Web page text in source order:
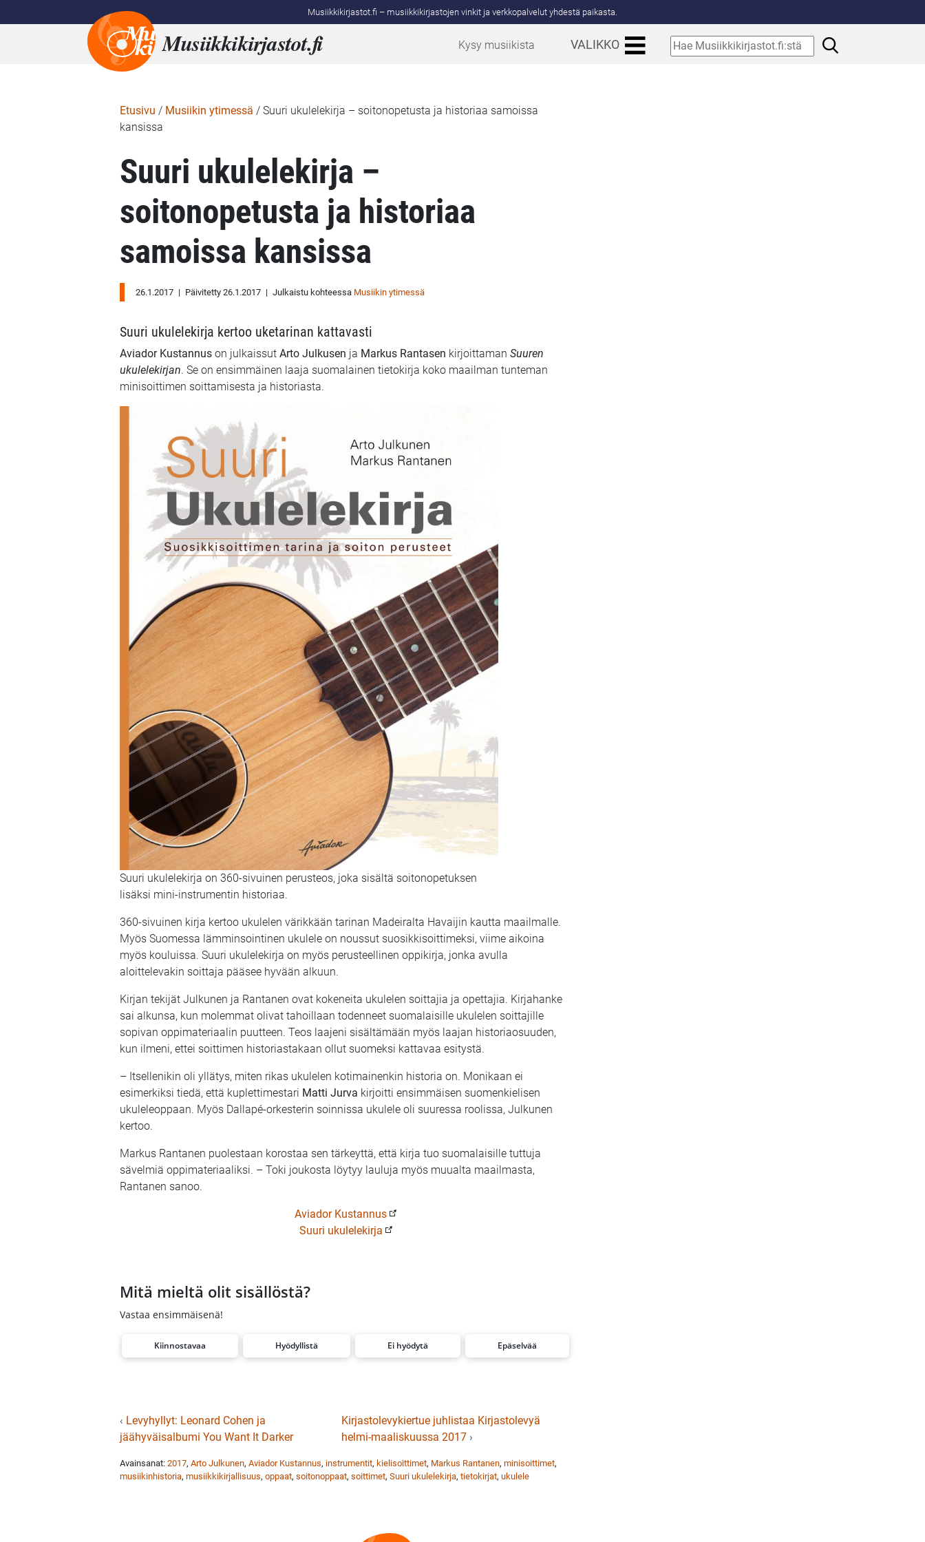
Musiikkikirjastot.fi – musiikkikirjastojen vinkit ja verkkopalvelut yhdestä paikasta.
Musiikkikirjastot.fi Kysy musiikista VALIKKO Hae
Etusivu / Musiikin ytimessä / Suuri ukulelekirja – soitonopetusta ja historiaa samoissa
kansissa
Suuri ukulelekirja –
soitonopetusta ja historiaa
samoissa kansissa
26.1.2017 | Päivitetty 26.1.2017 | Julkaistu kohteessa Musiikin ytimessä
Suuri ukulelekirja kertoo uketarinan kattavasti
Aviador Kustannus on julkaissut Arto Julkusen ja Markus Rantasen kirjoittaman Suuren
ukulelekirjan. Se on ensimmäinen laaja suomalainen tietokirja koko maailman tunteman
minisoittimen soittamisesta ja historiasta.
Suuri ukulelekirja on 360-sivuinen perusteos, joka sisältä soitonopetuksen
lisäksi mini-instrumentin historiaa.
360-sivuinen kirja kertoo ukulelen värikkään tarinan Madeiralta Havaijin kautta maailmalle.
Myös Suomessa lämminsointinen ukulele on noussut suosikkisoittimeksi, viime aikoina
myös kouluissa. Suuri ukulelekirja on myös perusteellinen oppikirja, jonka avulla
aloittelevakin soittaja pääsee hyvään alkuun.
Kirjan tekijät Julkunen ja Rantanen ovat kokeneita ukulelen soittajia ja opettajia. Kirjahanke
sai alkunsa, kun molemmat olivat tahoillaan todenneet suomalaisille ukulelen soittajille
sopivan oppimateriaalin puutteen. Teos laajeni sisältämään myös laajan historiaosuuden,
kun ilmeni, ettei soittimen historiastakaan ollut suomeksi kattavaa esitystä.
– Itsellenikin oli yllätys, miten rikas ukulelen kotimainenkin historia on. Monikaan ei
esimerkiksi tiedä, että kuplettimestari Matti Jurva kirjoitti ensimmäisen suomenkielisen
ukuleleoppaan. Myös Dallapé-orkesterin soinnissa ukulele oli suuressa roolissa, Julkunen
kertoo.
Markus Rantanen puolestaan korostaa sen tärkeyttä, että kirja tuo suomalaisille tuttuja
sävelmiä oppimateriaaliksi. – Toki joukosta löytyy lauluja myös muualta maailmasta,
Rantanen sanoo.
Aviador Kustannus
Suuri ukulelekirja
Mitä mieltä olit sisällöstä?
Vastaa ensimmäisenä!
Kiinnostavaa Hyödyllistä Ei hyödytä Epäselvää
‹ Levyhyllyt: Leonard Cohen ja
jäähyväisalbumi You Want It Darker
Kirjastolevykiertue juhlistaa Kirjastolevyä
helmi-maaliskuussa 2017 ›
Avainsanat: 2017, Arto Julkunen, Aviador Kustannus, instrumentit, kielisoittimet, Markus Rantanen, minisoittimet,
musiikinhistoria, musiikkikirjallisuus, oppaat, soitonoppaat, soittimet, Suuri ukulelekirja, tietokirjat, ukulele